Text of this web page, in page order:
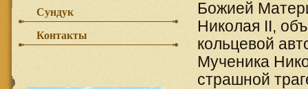
Божией
Николая II,
кольцевой
Мученика
страшной
Сундук
Контакты